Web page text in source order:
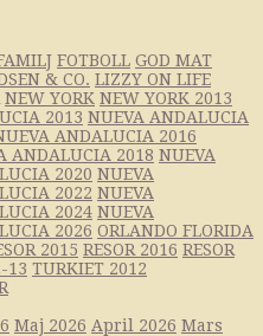
FOTBOLL GOD MAT
& CO. LIZZY ON LIFE
NEW YORK NEW YORK 2013
2013 NUEVA ANDALUCIA
ANDALUCIA 2016
ANDALUCIA 2018 NUEVA
2020 NUEVA
2022 NUEVA
2024 NUEVA
2026 ORLANDO FLORIDA
2015 RESOR 2016 RESOR
13 TURKIET 2012
Maj 2026 April 2026 Mars